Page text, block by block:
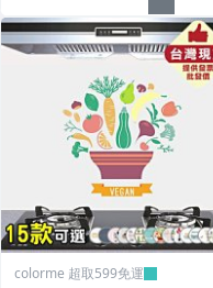
colorme 超取599免運